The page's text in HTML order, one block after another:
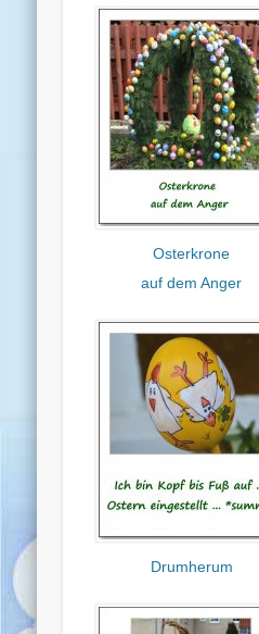
Osterkrone
auf dem Anger
Drumherum